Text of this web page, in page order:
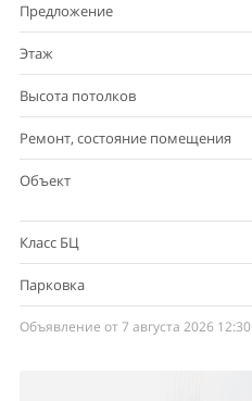
Предложение
Этаж
Высота потолков
Ремонт, состояние помещения
Объект
Класс БЦ
Парковка
Объявление от 7 августа 2026 12:30